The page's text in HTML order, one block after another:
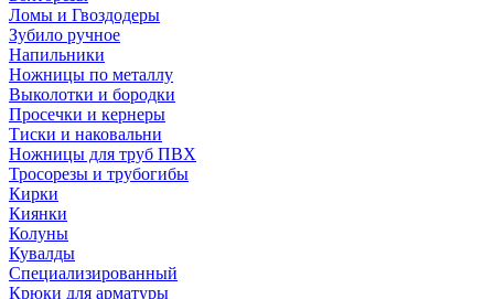
Ломы и Гвоздодеры
Зубило ручное
Напильники
Ножницы по металлу
Выколотки и бородки
Просечки и кернеры
Тиски и наковальни
Ножницы для труб ПВХ
Тросорезы и трубогибы
Кирки
Киянки
Колуны
Кувалды
Специализированный
Крюки для арматуры